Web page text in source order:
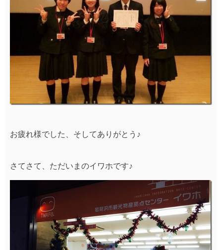
お疲れ様でした、そしてありがとう♪
さてさて、ただいまのイワホです♪